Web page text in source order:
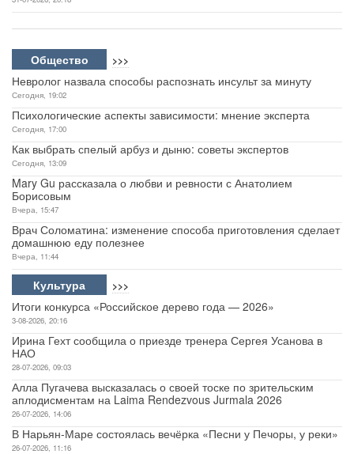
Общество >>>
Невролог назвала способы распознать инсульт за минуту
Сегодня, 19:02
Психологические аспекты зависимости: мнение эксперта
Сегодня, 17:00
Как выбрать спелый арбуз и дыню: советы экспертов
Сегодня, 13:09
Mary Gu рассказала о любви и ревности с Анатолием
Борисовым
Вчера, 15:47
Врач Соломатина: изменение способа приготовления сделает
домашнюю еду полезнее
Вчера, 11:44
Культура >>>
Итоги конкурса «Российское дерево года — 2026»
3-08-2026, 20:16
Ирина Гехт сообщила о приезде тренера Сергея Усанова в
НАО
28-07-2026, 09:03
Алла Пугачева высказалась о своей тоске по зрительским
аплодисментам на Laima Rendezvous Jurmala 2026
26-07-2026, 14:06
В Нарьян-Маре состоялась вечёрка «Песни у Печоры, у реки»
26-07-2026, 11:16